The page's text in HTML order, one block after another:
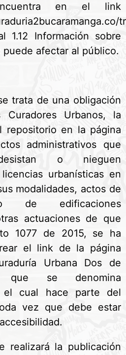
en el link
1.12 Información sobre
afectar al público.
trata de una obligación
Urbanos, la
repositorio en la página
administrativos que
o nieguen
urbanísticas en
modalidades, actos de
de edificaciones
actuaciones de que
1077 de 2015, se ha
el link de la página
Urbana Dos de
que se denomina
el cual hace parte del
vez que debe estar
realizará la publicación